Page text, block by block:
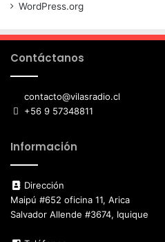
WordPress.org
Contáctanos
contacto@vilasradio.cl
+56 9 57348811
Información
Dirección
Maipú #652 oficina 11, Arica
Salvador Allende #3674, Iquique